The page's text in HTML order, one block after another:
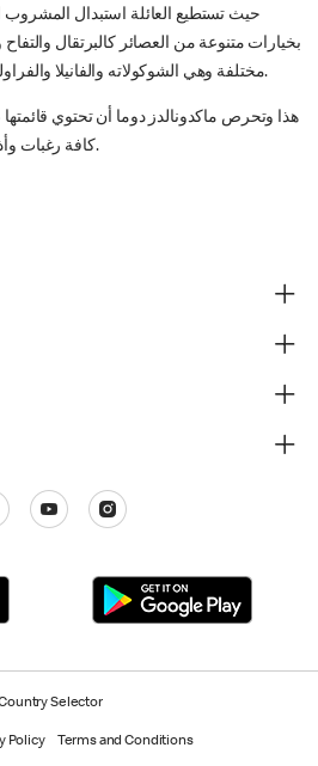
حيث تستطيع العائلة استبدال المشروب
بخيارات متنوعة من العصائر كالبرتقال
مختلفة وهي الشوكولاته والفانيلا والفراولة وذلك بإضافة ريال واحد فقط.
هذا وتحرص ماكدونالدز دوما أن تحتوي
كافة رغبات وأذواق عملائها من مختلف الأعمار.
Selector
Policy Terms and Conditions